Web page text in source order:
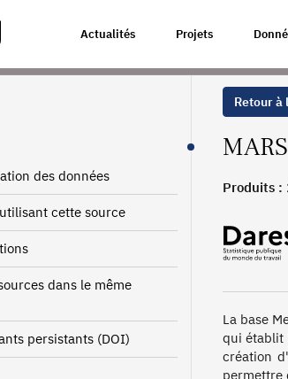
Actualités Projets
MESURE D’AUDIENCE ET DE LA
des données
cette source
dans le même
persistants (DOI)
Retour à
Produits :
La base
qui établit
création
permettre